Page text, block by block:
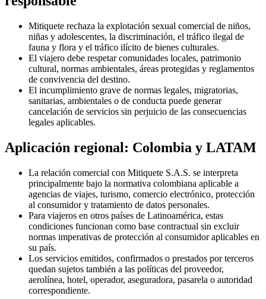
Mitiquete rechaza la explotación sexual comercial de niños,
niñas y adolescentes, la discriminación, el tráfico ilegal de
fauna y flora y el tráfico ilícito de bienes culturales.
El viajero debe respetar comunidades locales, patrimonio
cultural, normas ambientales, áreas protegidas y reglamentos
de convivencia del destino.
El incumplimiento grave de normas legales, migratorias,
sanitarias, ambientales o de conducta puede generar
cancelación de servicios sin perjuicio de las consecuencias
legales aplicables.
Aplicación regional: Colombia y LATAM
La relación comercial con Mitiquete S.A.S. se interpreta
principalmente bajo la normativa colombiana aplicable a
agencias de viajes, turismo, comercio electrónico, protección
al consumidor y tratamiento de datos personales.
Para viajeros en otros países de Latinoamérica, estas
condiciones funcionan como base contractual sin excluir
normas imperativas de protección al consumidor aplicables en
su país.
Los servicios emitidos, confirmados o prestados por terceros
quedan sujetos también a las políticas del proveedor,
aerolínea, hotel, operador, aseguradora, pasarela o autoridad
correspondiente.